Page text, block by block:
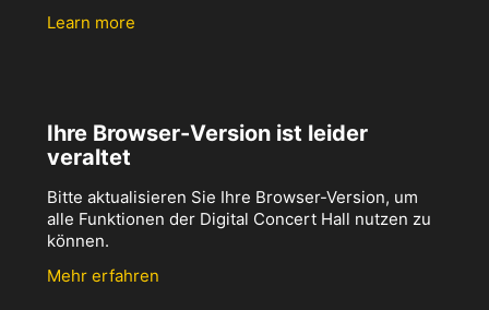
Learn more
Ihre Browser-Version ist leider
veraltet
Bitte aktualisieren Sie Ihre Browser-Version, um
alle Funktionen der Digital Concert Hall nutzen zu
können.
Mehr erfahren